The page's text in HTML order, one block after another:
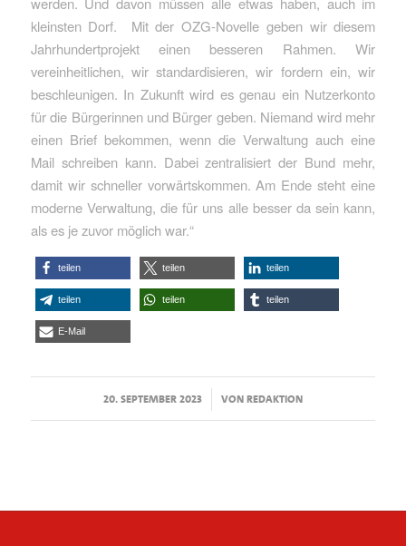
kleinsten Dorf. Mit der OZG-Novelle geben wir diesem
Jahrhundertprojekt einen besseren Rahmen. Wir
vereinheitlichen, wir standardisieren, wir fordern ein, wir
beschleunigen. In Zukunft wird es genau ein Nutzerkonto
für die Bürgerinnen und Bürger geben. Niemand wird mehr
einen Brief bekommen, wenn die Verwaltung auch eine
Mail schreiben kann. Dabei zentralisiert der Bund mehr,
damit wir schneller vorwärtskommen. Am Ende steht eine
moderne Verwaltung, die für uns alle besser da sein kann,
als es je zuvor möglich war.“
teilen teilen teilen
teilen teilen teilen
E-Mail
20. SEPTEMBER 2023
/ VONREDAKTION